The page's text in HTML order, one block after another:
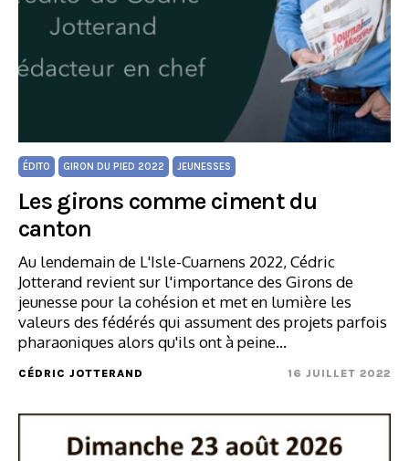
ÉDITO GIRON DU PIED 2022 JEUNESSES
Les girons comme ciment du
canton
Au lendemain de L'Isle-Cuarnens 2022, Cédric
Jotterand revient sur l'importance des Girons de
jeunesse pour la cohésion et met en lumière les
valeurs des fédérés qui assument des projets parfois
pharaoniques alors qu'ils ont à peine…
CÉDRIC JOTTERAND 16 JUILLET 2022